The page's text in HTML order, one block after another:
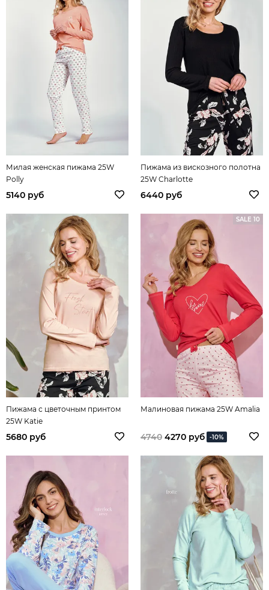
Милая женская пижама 25W
Polly
5140 руб
Пижама из вискозного полотна
25W Charlotte
6440 руб
Пижама с цветочным принтом
25W Katie
5680 руб
SALE 10
Малиновая пижама 25W Amalia
4740 4270 руб -10%